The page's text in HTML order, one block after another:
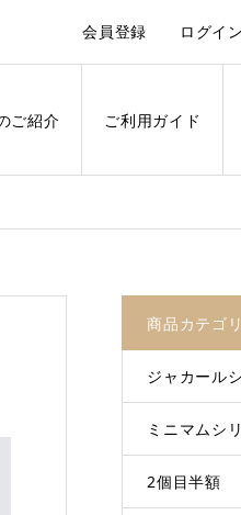
会員登録 ログイン
ご紹介 ご利用ガイド
商品カテゴ
ジャカール
ミニマムシ
2個目半額